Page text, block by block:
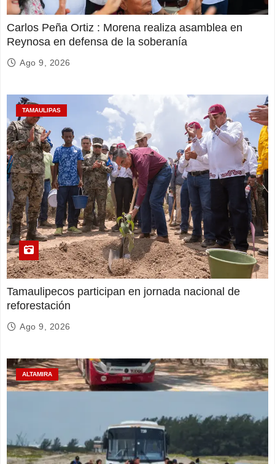
Carlos Peña Ortiz : Morena realiza asamblea en
Reynosa en defensa de la soberanía
Ago 9, 2026
TAMAULIPAS
Tamaulipecos participan en jornada nacional de
reforestación
Ago 9, 2026
ALTAMIRA